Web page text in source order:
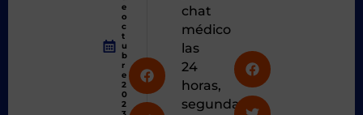
e
o
c
t
u
b
r
e
2
0
2
chat
médico
las
24
horas,
segundas